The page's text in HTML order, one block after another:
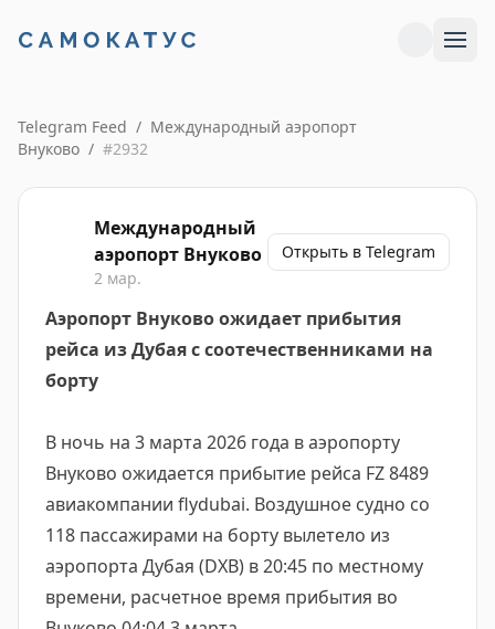
Telegram Feed / Международный аэропорт
Внуково / #2932
Международный
аэропорт Внуково
2 мар.
Открыть в Telegram
Аэропорт Внуково ожидает прибытия
рейса из Дубая с соотечественниками на
борту
В ночь на 3 марта 2026 года в аэропорту
Внуково ожидается прибытие рейса FZ 8489
авиакомпании flydubai. Воздушное судно со
118 пассажирами на борту вылетело из
аэропорта Дубая (DXB) в 20:45 по местному
времени, расчетное время прибытия во